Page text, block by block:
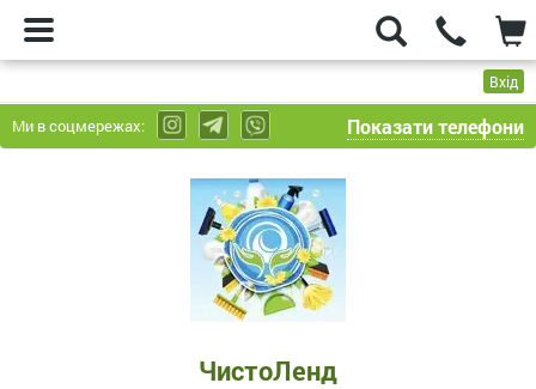
Вхід
Ми в соцмережах: Показати телефони
ЧистоЛенд